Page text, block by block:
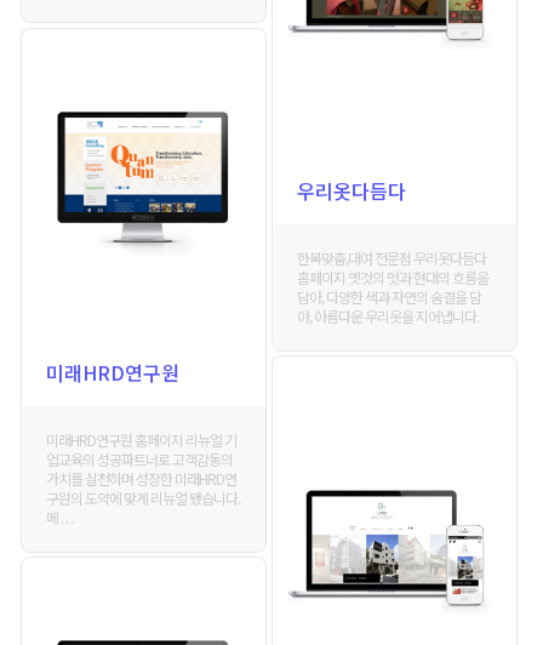
우리옷다듬다
한복맞춤,대여 전문점 우리옷다듬다
홈페이지 옛것의 멋과 현대의 흐름을
담아, 다양한 색과 자연의 숨결을 담
아, 아름다운 우리옷을 지어냅니다.
미래HRD연구원
미래HRD연구원 홈페이지 리뉴얼 기
업교육의 성공파트너로 고객감동의
가치를 실천하며 성장한 미래HRD연
구원의 도약에 맞게 리뉴얼 됐습니다.
메 . . .